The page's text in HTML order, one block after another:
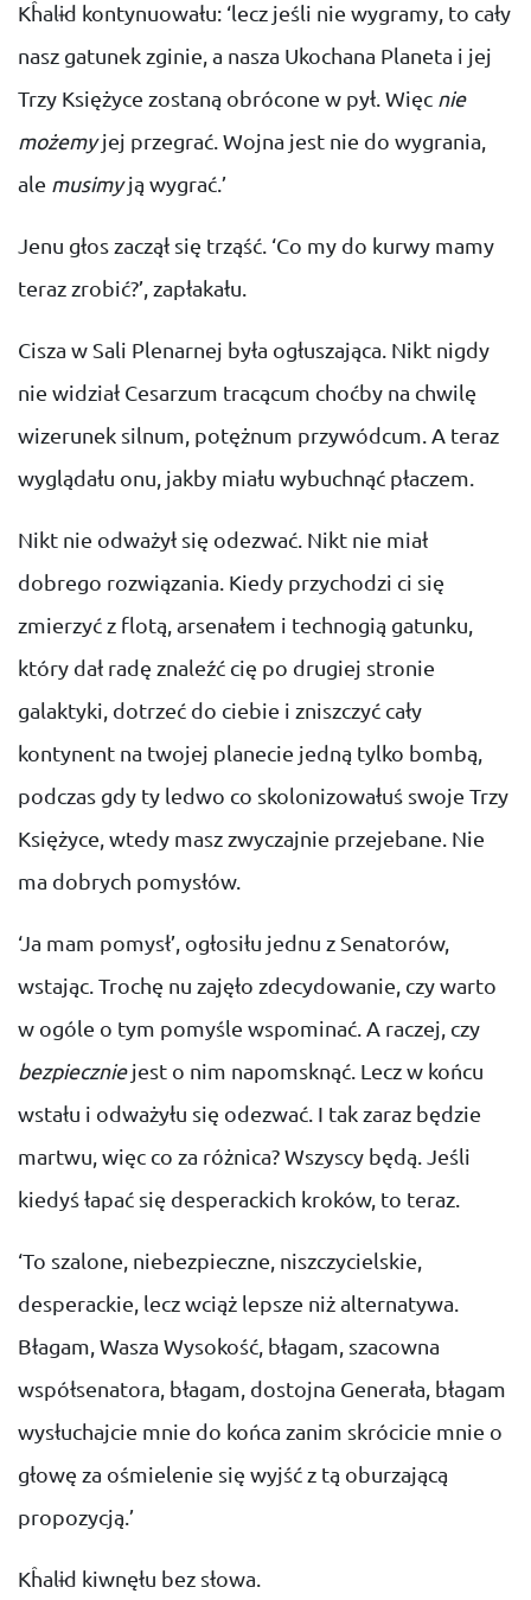
Kĥalɨd kontynuowału: ‘lecz jeśli nie wygramy, to cały
nasz gatunek zginie, a nasza Ukochana Planeta i jej
Trzy Księżyce zostaną obrócone w pył. Więc nie
możemyjej przegrać. Wojna jest nie do wygrania,
ale musimyją wygrać.’
Jenu głos zaczął się trząść. ‘Co my do kurwy mamy
teraz zrobić?’, zapłakału.
Cisza w Sali Plenarnej była ogłuszająca. Nikt nigdy
nie widział Cesarzum tracącum choćby na chwilę
wizerunek silnum, potężnum przywódcum. A teraz
wyglądału onu, jakby miału wybuchnąć płaczem.
Nikt nie odważył się odezwać. Nikt nie miał
dobrego rozwiązania. Kiedy przychodzi ci się
zmierzyć z flotą, arsenałem i technogią gatunku,
który dał radę znaleźć cię po drugiej stronie
galaktyki, dotrzeć do ciebie i zniszczyć cały
kontynent na twojej planecie jedną tylko bombą,
podczas gdy ty ledwo co skolonizowałuś swoje Trzy
Księżyce, wtedy masz zwyczajnie przejebane. Nie
ma dobrych pomysłów.
‘Ja mam pomysł’, ogłosiłu jednu z Senatorów,
wstając. Trochę nu zajęło zdecydowanie, czy warto
w ogóle o tym pomyśle wspominać. A raczej, czy
bezpieczniejest o nim napomsknąć. Lecz w końcu
wstału i odważyłu się odezwać. I tak zaraz będzie
martwu, więc co za różnica? Wszyscy będą. Jeśli
kiedyś łapać się desperackich kroków, to teraz.
‘To szalone, niebezpieczne, niszczycielskie,
desperackie, lecz wciąż lepsze niż alternatywa.
Błagam, Wasza Wysokość, błagam, szacowna
współsenatora, błagam, dostojna Generała, błagam
wysłuchajcie mnie do końca zanim skrócicie mnie o
głowę za ośmielenie się wyjść z tą oburzającą
propozycją.’
Kĥalɨd kiwnęłu bez słowa.